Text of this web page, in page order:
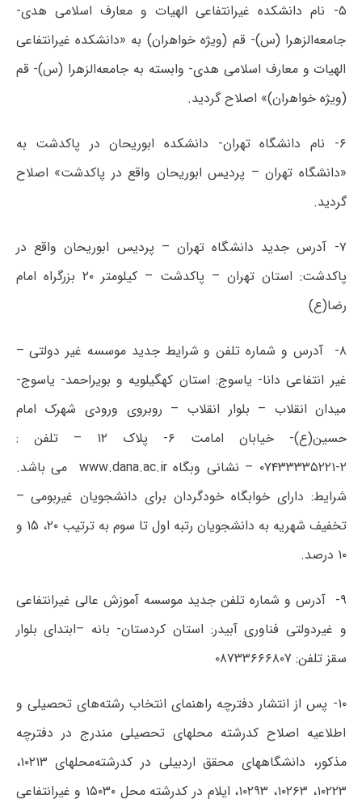
۵- نام دانشکده غیرانتفاعی الهیات و معارف اسلامی هدی-
جامعه‌الزهرا (س)- قم (ویژه خواهران) به «دانشکده غیرانتفاعی
الهیات و معارف اسلامی هدی- وابسته به جامعه‌الزهرا (س)- قم
(ویژه خواهران)» اصلاح گردید.
۶- نام دانشگاه تهران- دانشکده ابوریحان در پاکدشت به
«دانشگاه تهران – پردیس ابوریحان واقع در پاکدشت» اصلاح
گردید.
۷- آدرس جدید دانشگاه تهران – پردیس ابوریحان واقع در
پاکدشت: استان تهران – پاکدشت – کیلومتر ۲۰ بزرگراه امام
رضا(ع)
۸- آدرس و شماره تلفن و شرایط جدید موسسه غیر دولتی –
غیر انتفاعی دانا- یاسوج: استان کهگیلویه و بویراحمد- یاسوج-
میدان انقلاب – بلوار انقلاب – روبروی ورودی شهرک امام
حسین(ع)- خیابان امامت ۶- پلاک ۱۲ – تلفن :
۲-۰۷۴۳۳۳۳۵۲۲۱ – نشانی وبگاه www.dana.ac.ir می باشد.
شرایط: دارای خوابگاه خودگردان برای دانشجویان غیربومی –
تخفیف شهریه به دانشجویان رتبه اول تا سوم به ترتیب ۲۰، ۱۵ و
۱۰ درصد.
۹- آدرس و شماره تلفن جدید موسسه آموزش عالی غیرانتفاعی
و غیردولتی فناوری آبیدر: استان کردستان- بانه –ابتدای بلوار
سقز تلفن: ۰۸۷۳۳۶۶۶۸۰۷
۱۰- پس از انتشار دفترچه راهنمای انتخاب رشته‌های تحصیلی و
اطلاعیه اصلاح کدرشته محلهای تحصیلی مندرج در دفترچه
مذکور، دانشگاههای محقق اردبیلی در کدرشته‌محلهای ۱۰۲۱۳،
۱۰۲۲۳، ۱۰۲۶۳، ۱۰۲۹۳، ایلام در کدرشته محل ۱۵۰۳۰ و غیرانتفاعی